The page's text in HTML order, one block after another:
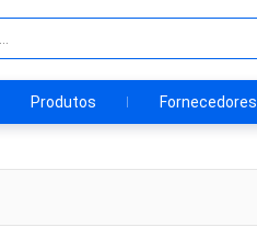
Produtos Fornecedores